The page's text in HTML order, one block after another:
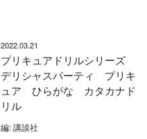
2022.03.21
プリキュアドリルシリーズ
デリシャスパーティ プリキ
ュア ひらがな カタカナド
リル
編: 講談社